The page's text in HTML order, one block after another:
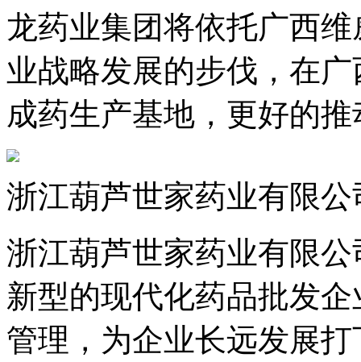
龙药业集团将依托广西
业战略发展的步伐，在
成药生产基地，更好的
浙江葫芦世家药业有限公
浙江葫芦世家药业有限
新型的现代化药品批发
管理，为企业长远发展